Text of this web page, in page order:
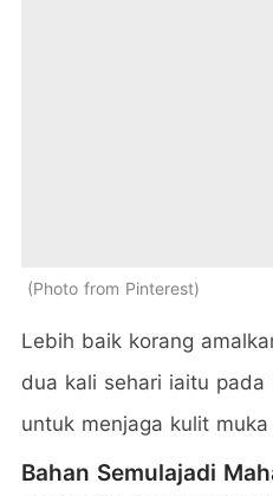
Photo from Pinterest
Lebih baik korang
dua kali sehari iaitu
untuk menjaga kulit
Bahan Semulajadi